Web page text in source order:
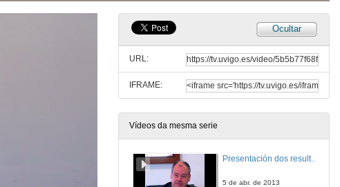
Ocultar
URL:
IFRAME:
Vídeos da mesma serie
Presentación dos resultados de I+D da Universidade de Vigo en 2012
5 de abr. de 2013